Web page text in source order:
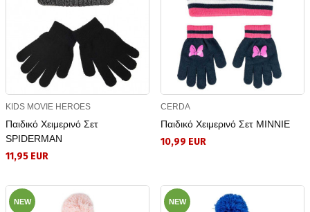
KIDS MOVIE HEROES
Παιδικό Χειμερινό Σετ
SPIDERMAN
11,95 EUR
CERDA
Παιδικό Χειμερινό Σετ MINNIE
10,99 EUR
NEW NEW